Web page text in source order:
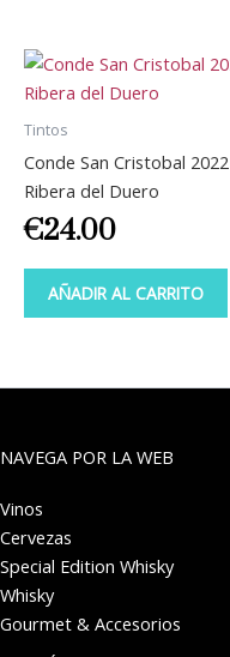
Tintos
Conde San Cristobal 2022
Ribera del Duero
€24.00
AÑADIR AL CARRITO
NAVEGA POR LA WEB
Vinos
Cervezas
Special Edition Whisky
Whisky
Gourmet & Accesorios